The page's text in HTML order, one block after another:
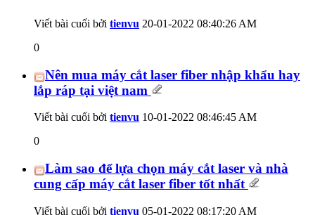
Viết bài cuối bởi tienvu 20-01-2022 08:40:26 AM
0
Nên mua máy cắt laser fiber nhập khẩu hay
lắp ráp tại việt nam
Viết bài cuối bởi tienvu 10-01-2022 08:46:45 AM
0
Làm sao để lựa chọn máy cắt laser và nhà
cung cấp máy cắt laser fiber tốt nhất
Viết bài cuối bởi tienvu 05-01-2022 08:17:20 AM